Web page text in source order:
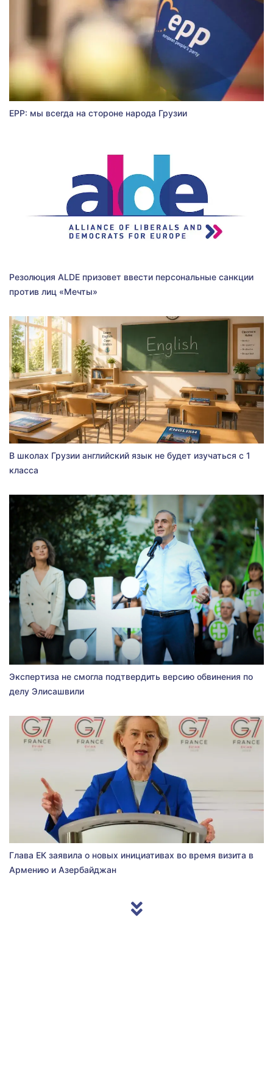
EPP: мы всегда на стороне народа Грузии
Резолюция ALDE призовет ввести персональные санкции
против лиц «Мечты»
В школах Грузии английский язык не будет изучаться с 1
класса
Экспертиза не смогла подтвердить версию обвинения по
делу Элисашвили
Глава ЕК заявила о новых инициативах во время визита в
Армению и Азербайджан